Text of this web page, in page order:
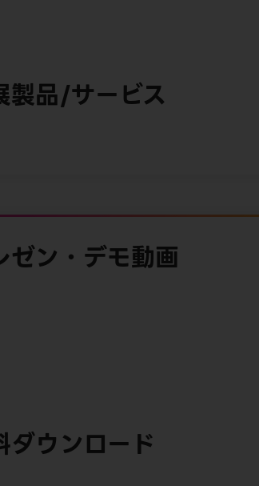
製品/サービス
ゼン・デモ動画
ダウンロード